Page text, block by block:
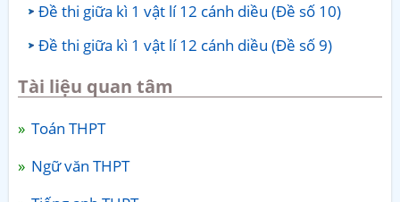
Đề thi giữa kì 1 vật lí 12 cánh diều (Đề số 10)
Đề thi giữa kì 1 vật lí 12 cánh diều (Đề số 9)
Tài liệu quan tâm
Toán THPT
Ngữ văn THPT